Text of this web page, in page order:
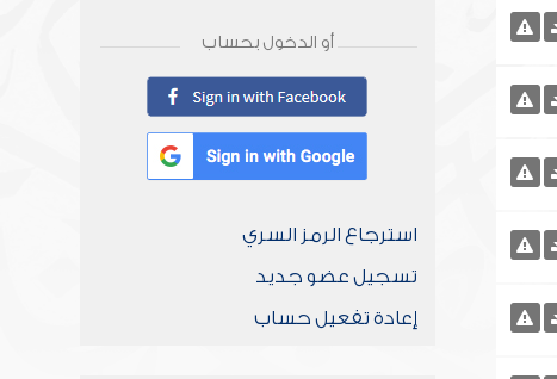
أو الدخول بحساب
استرجاع الرمز السري
تسجيل عضو جديد
إعادة تفعيل حساب